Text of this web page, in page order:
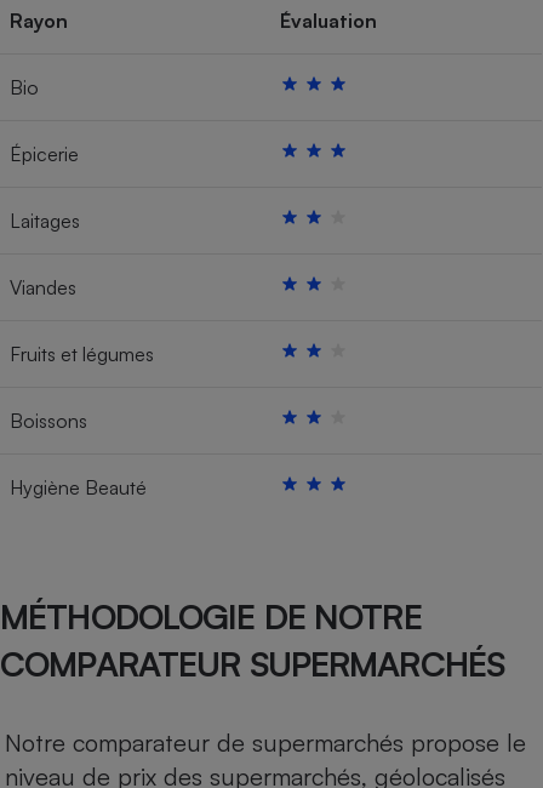
Rayon Évaluation
Bio
Épicerie
Laitages
Viandes
Fruits et légumes
Boissons
Hygiène Beauté
MÉTHODOLOGIE DE NOTRE
COMPARATEUR SUPERMARCHÉS
Notre comparateur de supermarchés propose le
niveau de prix des supermarchés, géolocalisés